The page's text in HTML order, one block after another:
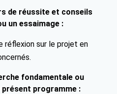
de réussite et conseils
un essaimage :
réflexion sur le projet en
fondamentale ou
présent programme :